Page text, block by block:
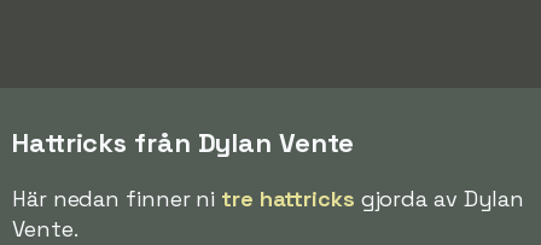
Hattricks från Dylan Vente
Här nedan finner ni tre hattricks gjorda av Dylan
Vente.